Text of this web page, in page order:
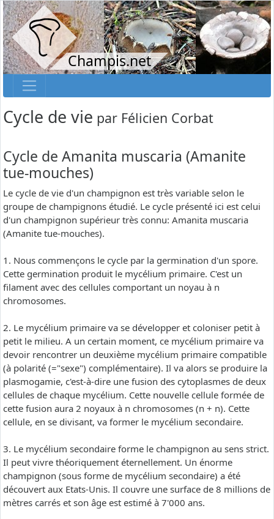
Champis.net
Cycle de vie par Félicien Corbat
Cycle de Amanita muscaria (Amanite
tue-mouches)
Le cycle de vie d'un champignon est très variable selon le
groupe de champignons étudié. Le cycle présenté ici est celui
d'un champignon supérieur très connu: Amanita muscaria
(Amanite tue-mouches).
1. Nous commençons le cycle par la germination d'un spore.
Cette germination produit le mycélium primaire. C'est un
filament avec des cellules comportant un noyau à n
chromosomes.
2. Le mycélium primaire va se développer et coloniser petit à
petit le milieu. A un certain moment, ce mycélium primaire va
devoir rencontrer un deuxième mycélium primaire compatible
(à polarité (="sexe") complémentaire). Il va alors se produire la
plasmogamie, c'est-à-dire une fusion des cytoplasmes de deux
cellules de chaque mycélium. Cette nouvelle cellule formée de
cette fusion aura 2 noyaux à n chromosomes (n + n). Cette
cellule, en se divisant, va former le mycélium secondaire.
3. Le mycélium secondaire forme le champignon au sens strict.
Il peut vivre théoriquement éternellement. Un énorme
champignon (sous forme de mycélium secondaire) a été
découvert aux Etats-Unis. Il couvre une surface de 8 millions de
mètres carrés et son âge est estimé à 7'000 ans.